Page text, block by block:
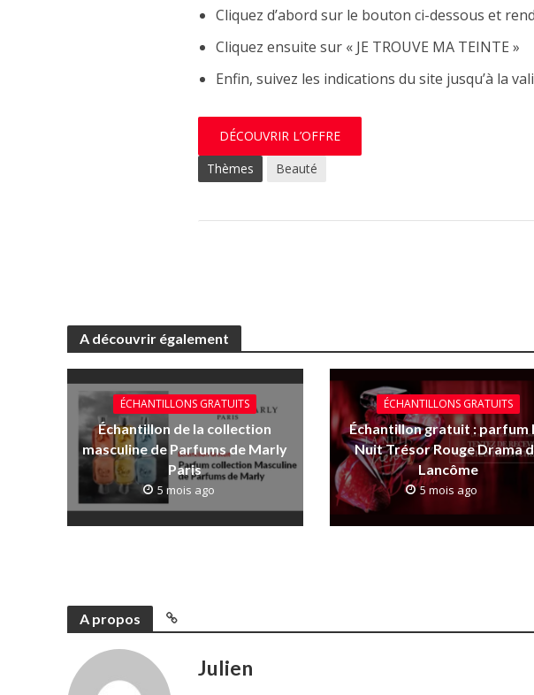
Cliquez d’abord sur le bouton ci-dessous et
Cliquez ensuite sur « JE TROUVE MA TEINTE »
Enfin, suivez les indications du site jusqu’à la
DÉCOUVRIR L’OFFRE
Thèmes
Beauté
A découvrir également
ÉCHANTILLONS GRATUITS
Échantillon de la collection
masculine de Parfums de Marly
Paris
5 mois ago
ÉCHANTILLONS GRATUITS
Échantillon gratuit : parfum
Nuit Trésor Rouge Drama
Lancôme
5 mois ago
A propos
Julien